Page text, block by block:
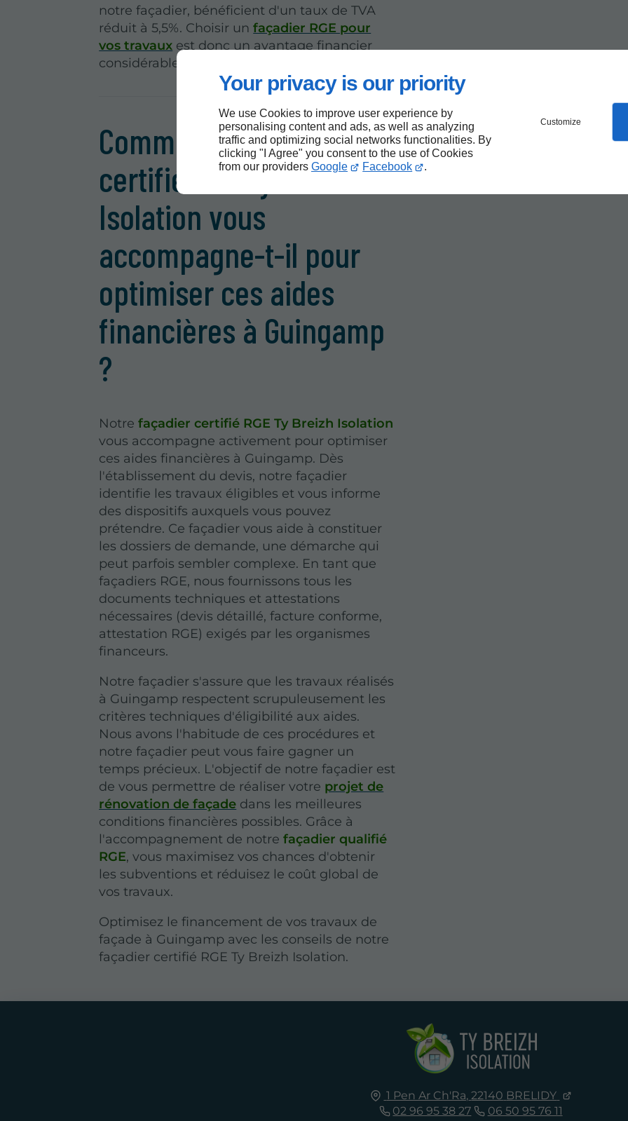
Your privacy is our priority
We use Cookies to improve user experience by
personalising content and ads, as well as analyzing
traffic and optimizing social networks functionalities. By
clicking "I Agree" you consent to the use of Cookies
from our providers Google Facebook .
Customize
notre façadier, bénéficient d'un taux de TVA
réduit à 5,5%. Choisir unfaçadier RGE pour
vos travaux est donc un avantage financier
considérable.
Comment notre façadier
certifié RGE Ty Breizh
Isolation vous
accompagne-t-il pour
optimiser ces aides
financières à Guingamp
?
Notrefaçadier certifié RGE Ty Breizh Isolation
vous accompagne activement pour optimiser
ces aides financières à Guingamp. Dès
l'établissement du devis, notre façadier
identifie les travaux éligibles et vous informe
des dispositifs auxquels vous pouvez
prétendre. Ce façadier vous aide à constituer
les dossiers de demande, une démarche qui
peut parfois sembler complexe. En tant que
façadiers RGE, nous fournissons tous les
documents techniques et attestations
nécessaires (devis détaillé, facture conforme,
attestation RGE) exigés par les organismes
financeurs.
Notre façadier s'assure que les travaux réalisés
à Guingamp respectent scrupuleusement les
critères techniques d'éligibilité aux aides.
Nous avons l'habitude de ces procédures et
notre façadier peut vous faire gagner un
temps précieux. L'objectif de notre façadier est
de vous permettre de réaliser votre projet de
rénovation de façade dans les meilleures
conditions financières possibles. Grâce à
l'accompagnement de notrefaçadier qualifié
RGE, vous maximisez vos chances d'obtenir
les subventions et réduisez le coût global de
vos travaux.
Optimisez le financement de vos travaux de
façade à Guingamp avec les conseils de notre
façadier certifié RGE Ty Breizh Isolation.
1 Pen Ar Ch'Ra, 22140 BRELIDY
02 96 95 38 27
06 50 95 76 11